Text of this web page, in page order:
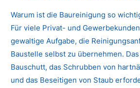
Warum ist die Baureinigung so
Für viele Privat- und
gewaltige Aufgabe, die
Baustelle selbst zu übernehmen.
Bauschutt, das Schrubben von
und das Beseitigen von Staub